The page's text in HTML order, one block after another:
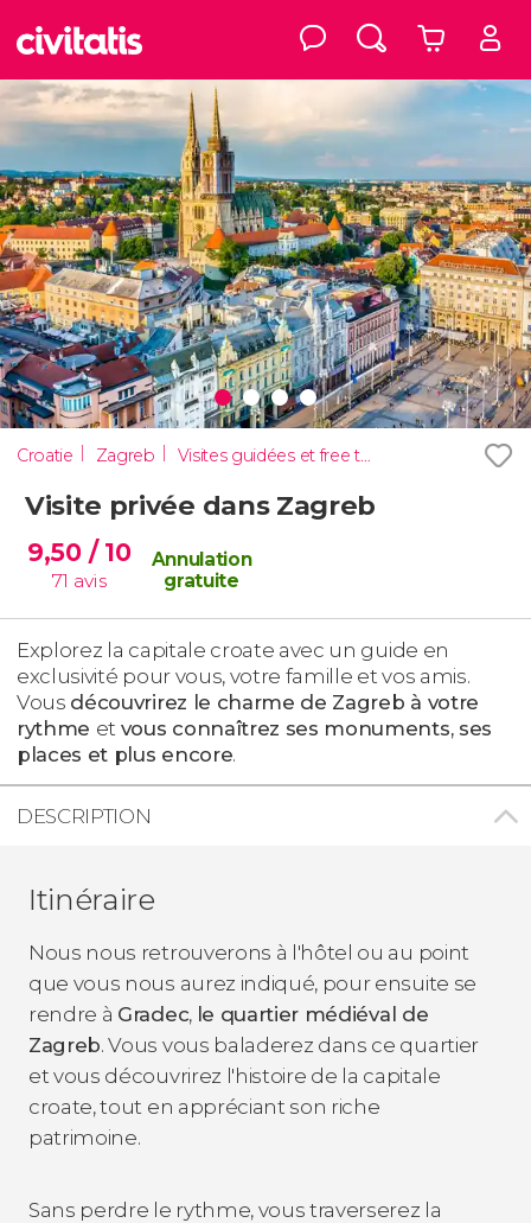
Croatie Zagreb Visites guidées et free tours
Visite privée dans Zagreb
9,50 / 10
71 avis
Annulation
gratuite
Explorez la capitale croate avec un guide en
exclusivité pour vous, votre famille et vos amis.
Vous découvrirez le charme de Zagreb à votre
rythme et vous connaîtrez ses monuments, ses
places et plus encore.
DESCRIPTION
Itinéraire
Nous nous retrouverons à l'hôtel ou au point
que vous nous aurez indiqué, pour ensuite se
rendre à Gradec, le quartier médiéval de
Zagreb. Vous vous baladerez dans ce quartier
et vous découvrirez l'histoire de la capitale
croate, tout en appréciant son riche
patrimoine.
Sans perdre le rythme, vous traverserez la